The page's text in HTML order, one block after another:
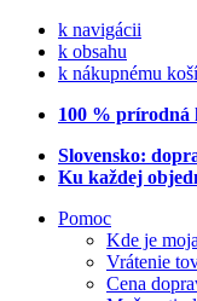
k navigácii
k obsahu
k nákupnému
100 % prírodná
Slovensko:
Ku každej
Pomoc
Kde je
Vrátenie
Cena